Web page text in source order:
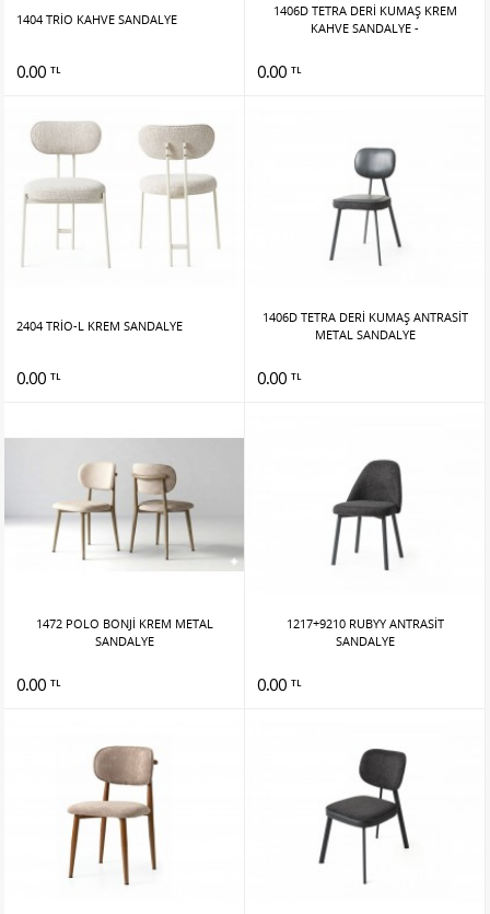
1404 TRİO KAHVE SANDALYE
0.00 TL
1406D TETRA DERİ KUMAŞ KREM
KAHVE SANDALYE -
0.00 TL
2404 TRİO-L KREM SANDALYE
0.00 TL
1406D TETRA DERİ KUMAŞ ANTRASİT
METAL SANDALYE
0.00 TL
1472 POLO BONJİ KREM METAL
SANDALYE
0.00 TL
1217+9210 RUBYY ANTRASİT
SANDALYE
0.00 TL